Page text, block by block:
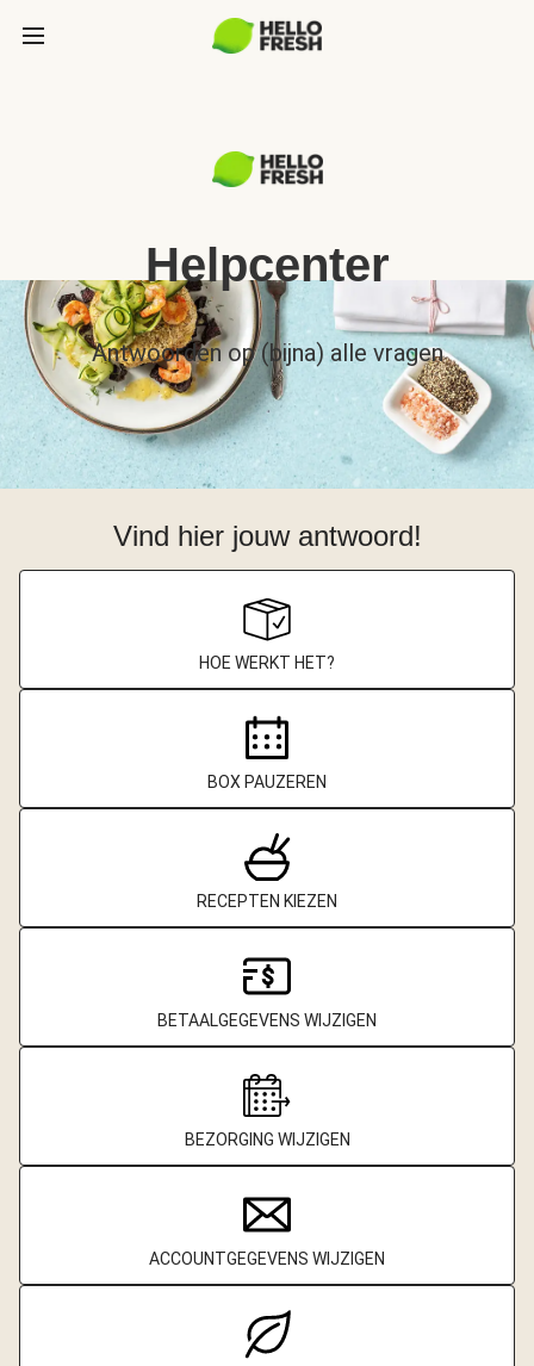
Helpcenter
Antwoorden op (bijna) alle vragen
Vind hier jouw antwoord!
HOE WERKT HET?
BOX PAUZEREN
RECEPTEN KIEZEN
BETAALGEGEVENS WIJZIGEN
BEZORGING WIJZIGEN
ACCOUNTGEGEVENS WIJZIGEN